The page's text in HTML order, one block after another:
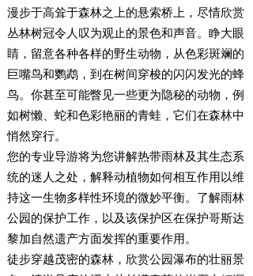
漫步于高耸于森林之上的悬索桥上，尽情欣赏
丛林树冠令人叹为观止的景色和声音。睁大眼
睛，留意各种各样的野生动物，从色彩斑斓的
巨嘴鸟和鹦鹉，到在树间穿梭的闪闪发光的蜂
鸟。你甚至可能瞥见一些更为隐秘的动物，例
如树懒、蛇和色彩艳丽的青蛙，它们在森林中
悄然穿行。
您的专业导游将为您讲解热带雨林及其生态系
统的迷人之处，解释动植物如何相互作用以维
持这一生物多样性环境的微妙平衡。了解雨林
公园的保护工作，以及该保护区在保护哥斯达
黎加自然遗产方面发挥的重要作用。
徒步穿越茂密的森林，欣赏公园瀑布的壮丽景